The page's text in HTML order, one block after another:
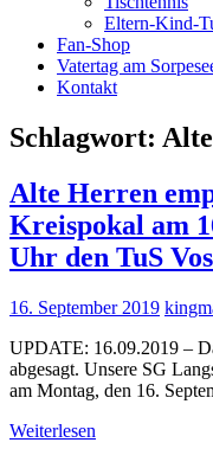
Eltern-Kind-
Fan-Shop
Vatertag am
Kontakt
Schlagwort:
Alte Herren
Kreispokal am
Uhr den TuS
16. September 2019
UPDATE: 16.09.2019 –
abgesagt. Unsere SG
am Montag, den 16.
Weiterlesen